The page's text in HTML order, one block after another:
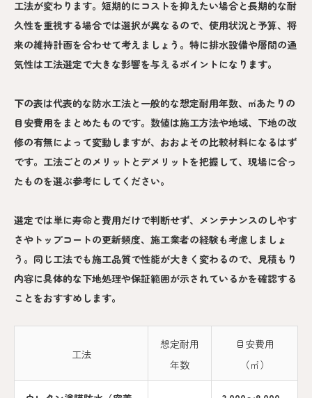
工法が変わります。短期的にコストを抑えたい場合と長期的な耐
久性を重視する場合では選択が異なるので、使用状況と予算、将
来の維持計画を合わせて考えましょう。特に排水設備や層間の通
気性は工法選定で大きな影響を与えるポイントになります。
下の表は代表的な防水工法と一般的な想定耐用年数、㎡あたりの
目安費用をまとめたものです。数値は施工方法や地域、下地の改
修の有無によって変動しますが、おおよその比較材料になるはず
です。工法ごとのメリットとデメリットを把握して、現場に合っ
たものを選ぶ参考にしてください。
選定では単に寿命と費用だけで判断せず、メンテナンスのしやす
さやトップコートの更新頻度、施工業者の経験も考慮しましょ
う。同じ工法でも施工品質で性能が大きく変わるので、見積もり
内容に具体的な下地処理や保証範囲が示されているかを確認する
ことをおすすめします。
工法
想定耐用
年数
目安費用
（㎡）